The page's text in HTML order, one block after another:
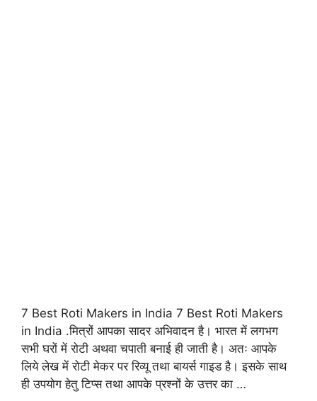
7 Best Roti Makers in India 7 Best Roti Makers
in India .मित्रों आपका सादर अभिवादन है। भारत में लगभग
सभी घरों में रोटी अथवा चपाती बनाई ही जाती है। अतः आपके
लिये लेख में रोटी मेकर पर रिव्यू तथा बायर्स गाइड है। इसके साथ
ही उपयोग हेतु टिप्स तथा आपके प्रश्नों के उत्तर का …